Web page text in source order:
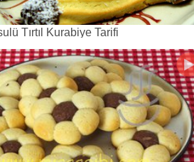
Tırtıl Kurabiye Tarifi